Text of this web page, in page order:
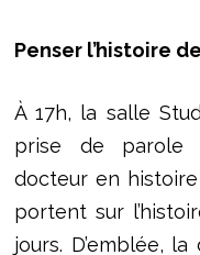
Penser l’histoire
À 17h, la salle
prise de parole
docteur en
portent sur
jours. D’emblée,